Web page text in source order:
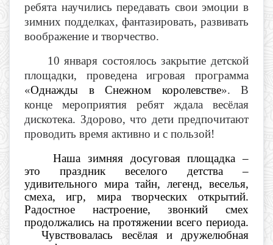
ребята научились передавать свои эмоции в
зимних подделках, фантазировать, развивать
воображение и творчество.
10 января состоялось закрытие детской
площадки, проведена игровая программа
«Однажды в Снежном королевстве». В
конце мероприятия ребят ждала весёлая
дискотека. Здорово, что дети предпочитают
проводить время активно и с пользой!
Наша зимняя досуговая площадка –
это праздник веселого детства –
удивительного мира тайн, легенд, веселья,
смеха, игр, мира творческих открытий.
Радостное настроение, звонкий смех
продолжались на протяжении всего периода.
Чувствовалась весёлая и дружелюбная